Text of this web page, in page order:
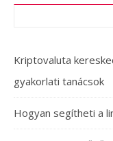
Kriptovaluta
gyakorlati tanácsok
Hogyan segítheti a